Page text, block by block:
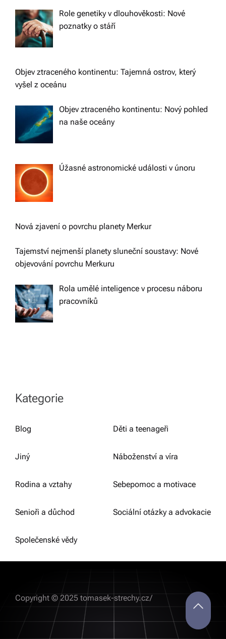
Role genetiky v dlouhověkosti: Nové
poznatky o stáří
Objev ztraceného kontinentu: Tajemná ostrov, který
vyšel z oceánu
Objev ztraceného kontinentu: Nový pohled
na naše oceány
Úžasné astronomické události v únoru
Nová zjavení o povrchu planety Merkur
Tajemství nejmenší planety sluneční soustavy: Nové
objevování povrchu Merkuru
Rola umělé inteligence v procesu náboru
pracovníků
Kategorie
Blog Děti a teenageři
Jiný Náboženství a víra
Rodina a vztahy Sebepomoc a motivace
Senioři a důchod Sociální otázky a advokacie
Společenské vědy
Copyright © 2025 tomasek-strechy.cz/